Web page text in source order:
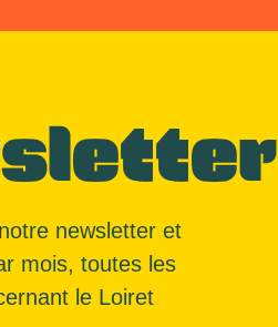
newsletter et
mois, toutes les
le Loiret